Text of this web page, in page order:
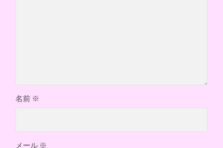
名前 ※
メール ※